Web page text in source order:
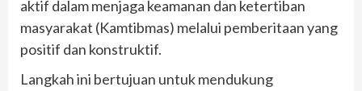
aktif dalam menjaga keamanan dan ketertiban
masyarakat (Kamtibmas) melalui pemberitaan yang
positif dan konstruktif.
Langkah ini bertujuan untuk mendukung